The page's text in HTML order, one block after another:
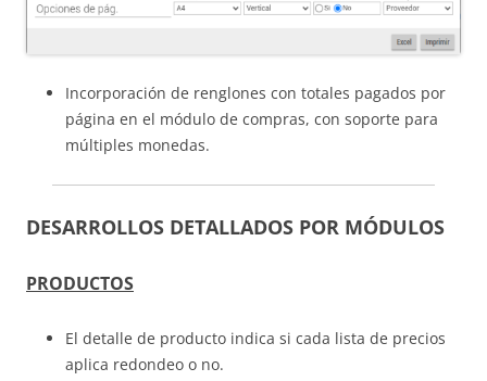
Incorporación de renglones con totales pagados por
página en el módulo de compras, con soporte para
múltiples monedas.
DESARROLLOS DETALLADOS POR MÓDULOS
PRODUCTOS
El detalle de producto indica si cada lista de precios
aplica redondeo o no.